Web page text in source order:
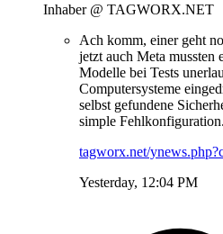
Inhaber @ TAGWORX.NET
Ach komm, einer geht
jetzt auch Meta mussten
Modelle bei Tests
Computersysteme
selbst gefundene
simple Fehlkonfiguration.
tagworx.net/
Yesterday, 12:04 PM